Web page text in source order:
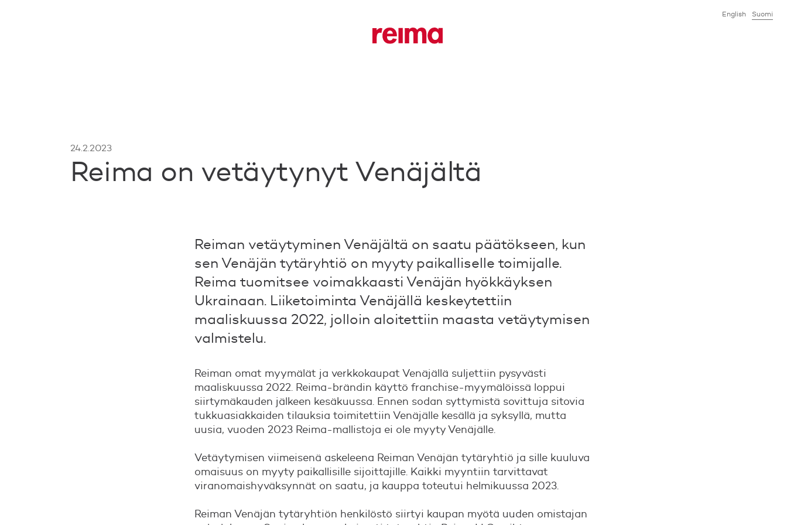
English Suomi
24.2.2023
Reima on vetäytynyt Venäjältä
Reiman vetäytyminen Venäjältä on saatu päätökseen, kun
sen Venäjän tytäryhtiö on myyty paikalliselle toimijalle.
Reima tuomitsee voimakkaasti Venäjän hyökkäyksen
Ukrainaan. Liiketoiminta Venäjällä keskeytettiin
maaliskuussa 2022, jolloin aloitettiin maasta vetäytymisen
valmistelu.
Reiman omat myymälät ja verkkokaupat Venäjällä suljettiin pysyvästi
maaliskuussa 2022. Reima-brändin käyttö franchise-myymälöissä loppui
siirtymäkauden jälkeen kesäkuussa. Ennen sodan syttymistä sovittuja sitovia
tukkuasiakkaiden tilauksia toimitettiin Venäjälle kesällä ja syksyllä, mutta
uusia, vuoden 2023 Reima-mallistoja ei ole myyty Venäjälle.
Vetäytymisen viimeisenä askeleena Reiman Venäjän tytäryhtiö ja sille kuuluva
omaisuus on myyty paikallisille sijoittajille. Kaikki myyntiin tarvittavat
viranomaishyväksynnät on saatu, ja kauppa toteutui helmikuussa 2023.
Reiman Venäjän tytäryhtiön henkilöstö siirtyi kaupan myötä uuden omistajan